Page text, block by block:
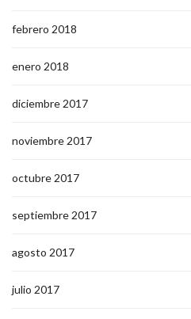
febrero 2018
enero 2018
diciembre 2017
noviembre 2017
octubre 2017
septiembre 2017
agosto 2017
julio 2017